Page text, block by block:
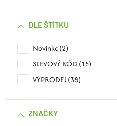
R
DLE ŠTÍTKU
Novinka 2
SLEVOVÝ KÓD 15
VÝPRODEJ 38
ZNAČKY